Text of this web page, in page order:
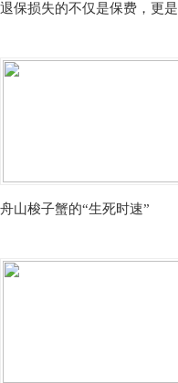
退保损失的不仅是保费，更是
舟山梭子蟹的“生死时速”